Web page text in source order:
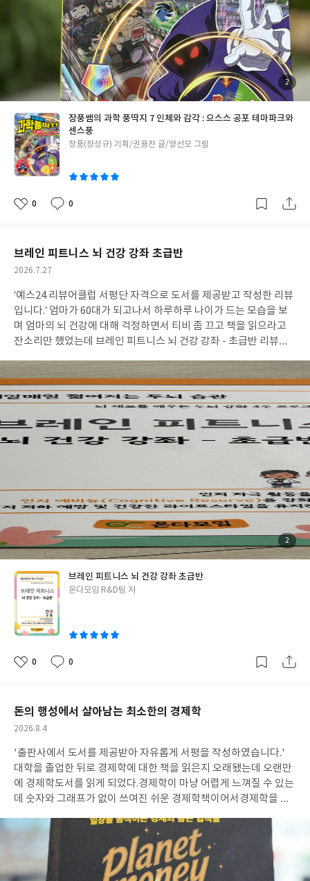
히 챙기는 모습이 너무나 귀여웠다. 중요한 순간마다 ‘딱지’를 던져
과학 개념을 한방에 설명해 주시는 멋진 장풍쌤 덕분에 과학을 조금
더 쉽게 접근할 수 있었다. 아이들은 차례는 잘 보지않고 이야기부터
읽게 되는데각 장이 시작될 때 과학개념이 어떤게 들어가있는지 해
시태그로 설명되어 있어서 아이들이 놓치지 않고 읽게 해주어서 좋
았다. 각 장이 끝날 때마다 풍쌤‘s 과학노트로 세세하게 설명해주고
책이 다 끝나면 배운 내용을 오래 기억할 수 있도록 속전속결 QUIZ
로 배운 내용을 한번 더 정리해 볼 수 있어서 너무나 좋았다. 초등 고
학년~중등에서 배우는 내용이었지만 초등저학년이 읽기에도 어렵
지 않아서 과학을 거부감없이 받아들이기에 좋은 책이었다. #장풍
첨
부
된
사
2
장풍쌤의 과학 풍딱지 7 인체와 감각 : 으스스 공포 테마파크와
센스풍
글
장풍(장성규) 기획/권용찬 글/양선모 그림
좋
0
댓
0
작
브레인 피트니스 뇌 건강 강좌 초급반
작
일
2026.7.27
‘예스24 리뷰어클럽 서평단 자격으로 도서를 제공받고 작성한 리뷰
입니다.‘ 엄마가 60대가 되고나서 하루하루 나이가 드는 모습을 보
며 엄마의 뇌 건강에 대해 걱정하면서 티비 좀 끄고 책을 읽으라고
잔소리만 했었는데 브레인 피트니스 뇌 건강 강좌 - 초급반 리뷰어
어능력, 주의력, 시강간, 집행 기능 등 5개 인지 영역 능력을 골고루
활성화하여 뇌세포를 깨워 두뇌 강화를 시켜준다. 엄마가 자꾸 핸드
폰과 태블릿을 보면서 대답하셔서 내가 하는 말을 집중을 잘 안하셨
는데 앞에서 뇌 건강 상식을 읽고 그 글을 집중해서 읽었는지 핵심내
용 요약하기로 확인 해 볼 수 있어서 좋았다. 책도 아주 큰 글자로 되
어 있어서 어르신들이 읽기에 가독성이 아주 좋았다. 이 책을 해보라
번 주에 잘한 습관 1가지를 골라 적어보세요에 대한 대답을 하루 30
분 이상 걸었다고 적으셨다.뇌 건강 습관 체크리스트 항목을 보시고
산책도 꾸준히 나가시고 30분 이상 걷고 오시게 되었다. 열심히 십
자말풀이도 하시고 6의 배수 찾기, 순서대로 연결하기 등등 흥미를
붙이시고 잠시나마 핸드폰과 태블릿을 멀리하시고 집중하는 모습
을 보이고 계셔서 뇌가 건강해지시는 것 같아서 다행이다. #리뷰어
클럽리뷰#브레인피트니스뇌건강강좌#두뇌강화
첨
부
사
2
브레인 피트니스 뇌 건강 강좌 초급반
글
온다모임 R&D팀 저
좋
0
댓
0
작
돈의 행성에서 살아남는 최소한의 경제학
작
일
2026.8.4
'출판사에서 도서를 제공받아 자유롭게 서평을 작성하였습니다.'
대학을 졸업한 뒤로 경제학에 대한 책을 읽은지 오래됐는데 오랜만
에 경제학도서를 읽게 되었다.경제학이 마냥 어렵게 느껴질 수 있는
데 숫자와 그래프가 없이 쓰여진 쉬운 경제학책이어서경제학을 모
들어서 경제를 알아보는 것을 좋아해 유령회사를 조사하려고 직접
유령회사를 설립하고, 석유산업을 이해하기 위해 직접 유전에서 원
유를 구입해 땅속에서부터 주유소의 연료 탱크까지 석유의 이동을
추적하는 등 생생하고도 이해하기 쉬운 경제학을 위한 이들의 열정